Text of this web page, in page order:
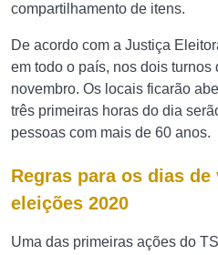
compartilhamento de itens.
De acordo com a Justiça
em todo o país, nos dois turnos
novembro. Os locais ficarão
três primeiras horas do dia
pessoas com mais de 60 anos.
Regras para os dias de
eleições 2020
Uma das primeiras ações do